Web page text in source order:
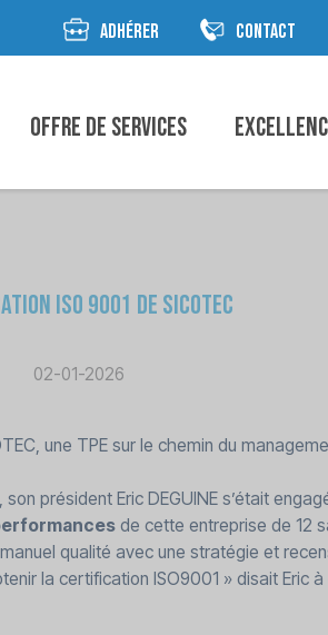
ADHÉRER CONTACT
Offre de Services
ISO 9001 de Sicotec
02-01-2026
une TPE sur le chemin du
président Eric DEGUINE s’était
de cette entreprise de 12
qualité avec une stratégie et
la certification ISO9001 » disait Eric